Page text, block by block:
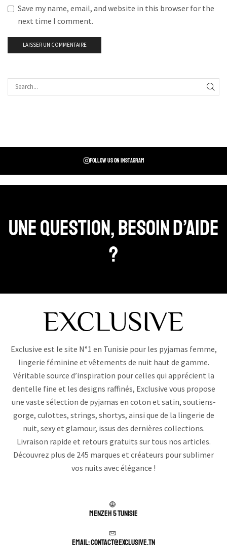
Save my name, email, and website in this browser for the
next time I comment.
Follow us on instagram
Une question, Besoin d’aide
?
Exclusive est le site N°1 en Tunisie pour les pyjamas femme,
lingerie féminine et vêtements de nuit haut de gamme.
Véritable source d’inspiration pour celles qui apprécient la
dentelle fine et les designs raffinés, Exclusive vous propose
une vaste sélection de pyjamas en coton et satin, soutiens-
gorge, culottes, strings, shortys, ainsi que de la lingerie de
nuit, sexy et glamour, issus des dernières collections.
Livraison rapide et retours gratuits sur tous nos articles.
Découvrez plus de 245 marques et créateurs pour sublimer
vos nuits avec élégance !
Menzeh 5 TUNISIE
Email: contact@exclusive.tn